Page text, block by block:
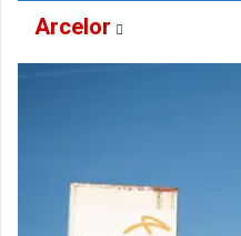
Arcelor